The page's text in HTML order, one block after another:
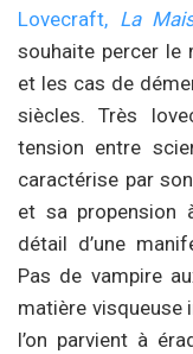
Lovecraft, La
souhaite percer le
et les cas de
siècles. Très
tension entre
caractérise par
et sa propension
détail d’une
Pas de vampire
matière visqueuse
l’on parvient à